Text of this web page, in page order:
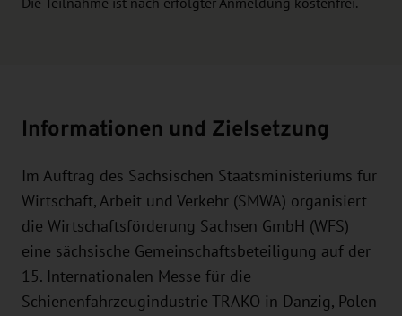
Die Teilnahme ist nach erfolgter Anmeldung kostenfrei.
Informationen und Zielsetzung
Im Auftrag des Sächsischen Staatsministeriums für
Wirtschaft, Arbeit und Verkehr (SMWA) organisiert
die Wirtschaftsförderung Sachsen GmbH (WFS)
eine sächsische Gemeinschaftsbeteiligung auf der
15. Internationalen Messe für die
Schienenfahrzeugindustrie TRAKO in Danzig, Polen